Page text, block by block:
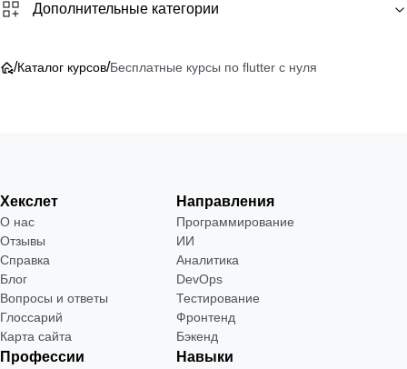
Дополнительные категории
/Каталог курсов/Бесплатные курсы по flutter с нуля
Хекслет
О нас
Отзывы
Справка
Блог
Вопросы и ответы
Глоссарий
Карта сайта
Направления
Программирование
ИИ
Аналитика
DevOps
Тестирование
Фронтенд
Бэкенд
Профессии Навыки